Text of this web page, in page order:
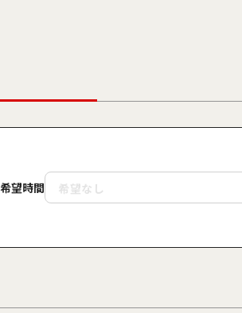
日 月
17
火
18 19 20 21
希望時間